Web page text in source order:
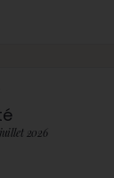
Magazine - 29 juillet 2026